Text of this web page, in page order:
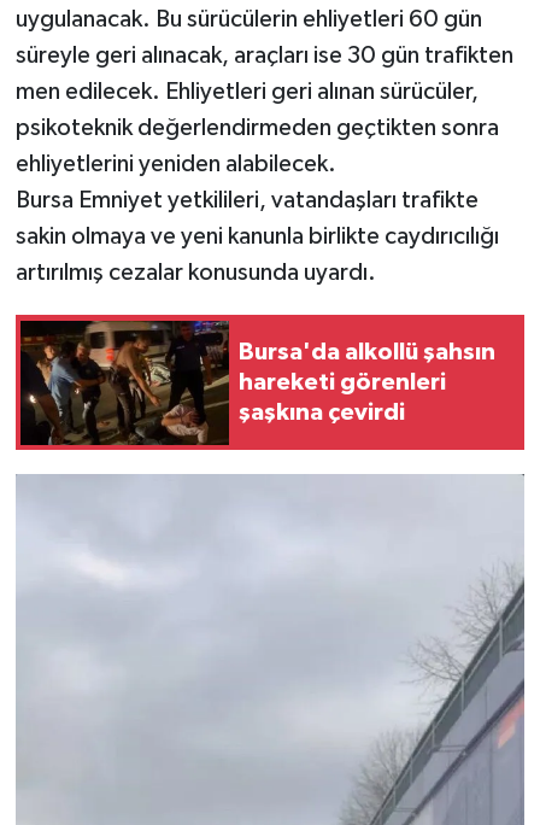
uygulanacak. Bu sürücülerin ehliyetleri 60 gün
süreyle geri alınacak, araçları ise 30 gün trafikten
men edilecek. Ehliyetleri geri alınan sürücüler,
psikoteknik değerlendirmeden geçtikten sonra
ehliyetlerini yeniden alabilecek.
Bursa Emniyet yetkilileri, vatandaşları trafikte
sakin olmaya ve yeni kanunla birlikte caydırıcılığı
artırılmış cezalar konusunda uyardı.
Bursa'da alkollü şahsın
hareketi görenleri
şaşkına çevirdi